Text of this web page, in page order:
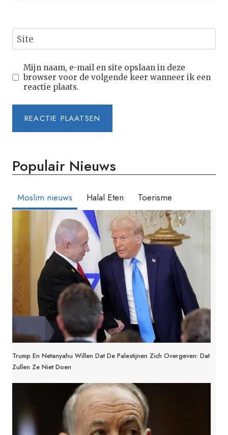
Site
Mijn naam, e-mail en site opslaan in deze
browser voor de volgende keer wanneer ik een
reactie plaats.
Populair Nieuws
Moslim nieuws Halal Eten Toerisme
Trump En Netanyahu Willen Dat De Palestijnen Zich Overgeven: Dat
Zullen Ze Niet Doen